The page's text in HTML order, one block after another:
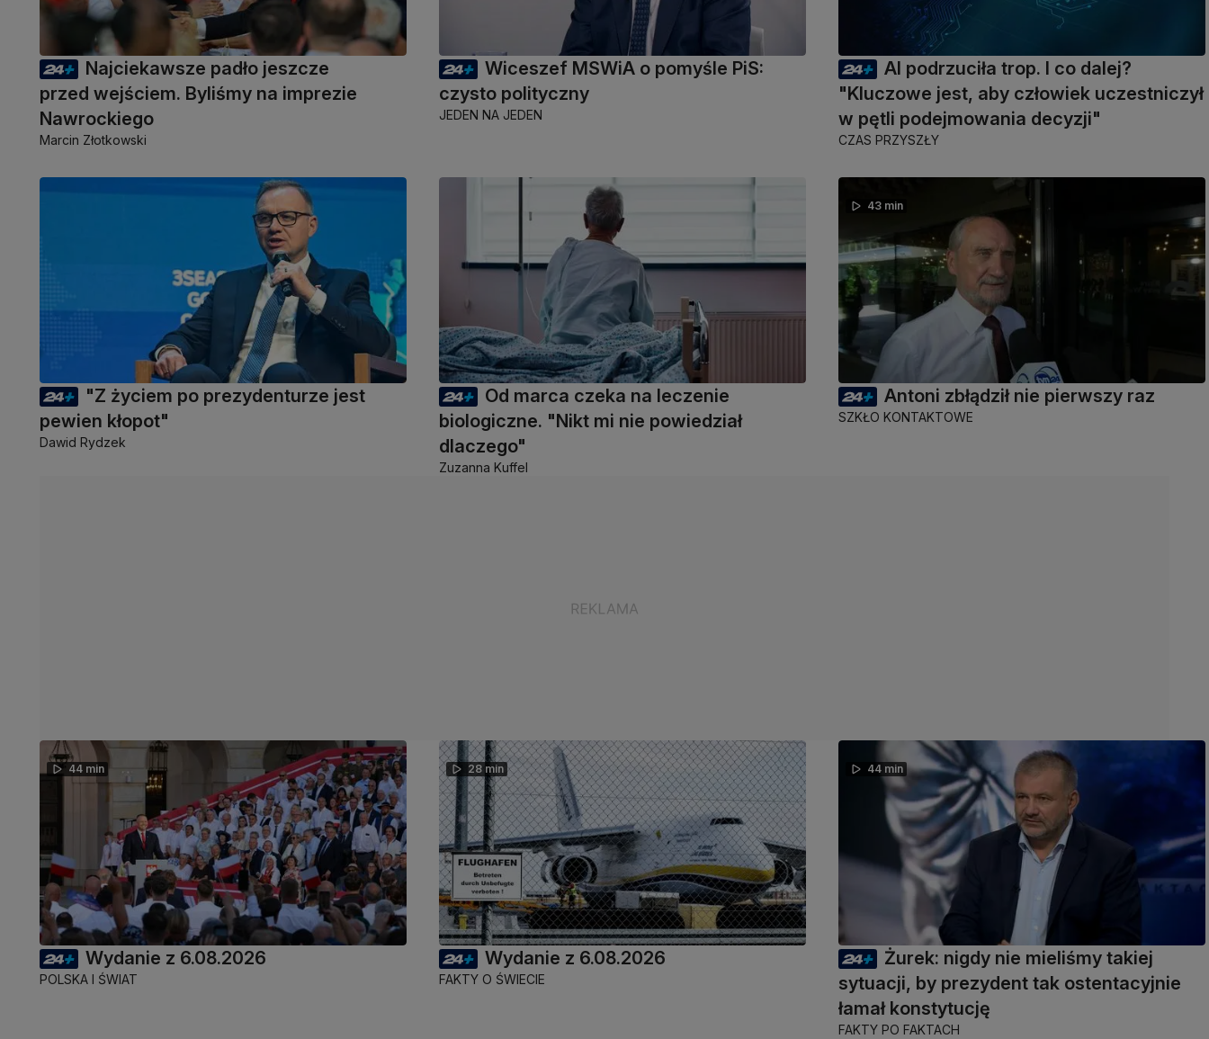
Najciekawsze padło jeszcze
przed wejściem. Byliśmy na imprezie
Nawrockiego
Marcin Złotkowski
Wiceszef MSWiA o pomyśle PiS:
czysto polityczny
JEDEN NA JEDEN
AI podrzuciła trop. I co dalej?
"Kluczowe jest, aby człowiek uczestniczył
w pętli podejmowania decyzji"
CZAS PRZYSZŁY
"Z życiem po prezydenturze jest
pewien kłopot"
Dawid Rydzek
Od marca czeka na leczenie
biologiczne. "Nikt mi nie powiedział
dlaczego"
Zuzanna Kuffel
43 min
Antoni zbłądził nie pierwszy raz
SZKŁO KONTAKTOWE
44 min
Wydanie z 6.08.2026
POLSKA I ŚWIAT
28 min
Wydanie z 6.08.2026
FAKTY O ŚWIECIE
44 min
Żurek: nigdy nie mieliśmy takiej
sytuacji, by prezydent tak ostentacyjnie
łamał konstytucję
FAKTY PO FAKTACH